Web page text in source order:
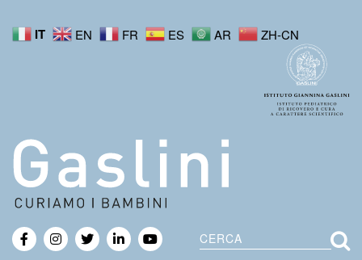
IT EN FR ES AR ZH-CN
Cerca